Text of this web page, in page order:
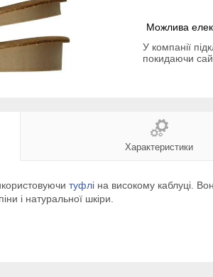
У компанії
покидаючи
Характеристики
туфліна високому каблуці.
і натуральної шкіри.